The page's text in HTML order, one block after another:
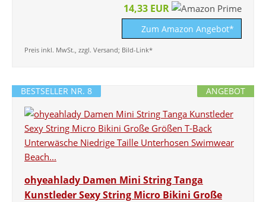
14,33 EUR
Zum Amazon Angebot*
Preis inkl. MwSt., zzgl. Versand; Bild-Link*
ANGEBOT
BESTSELLER NR. 8
ohyeahlady Damen Mini String Tanga
Kunstleder Sexy String Micro Bikini Große